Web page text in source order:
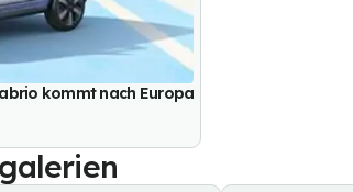
kommt nach Europa